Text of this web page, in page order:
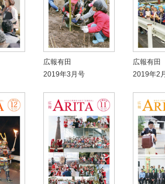
広報有田
2019年3月号
広報有田
2019年2